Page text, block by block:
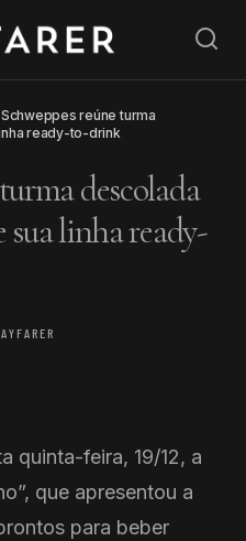
Schweppes reúne turma
ready-to-drink
descolada
sua linha ready-
quinta-feira, 19/12, a
que apresentou a
para beber